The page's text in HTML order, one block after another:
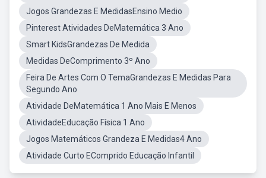
Jogos Grandezas E MedidasEnsino Medio
Pinterest Atividades DeMatemática 3 Ano
Smart KidsGrandezas De Medida
Medidas DeComprimento 3º Ano
Feira De Artes Com O TemaGrandezas E Medidas Para
Segundo Ano
Atividade DeMatemática 1 Ano Mais E Menos
AtividadeEducação Física 1 Ano
Jogos Matemáticos Grandeza E Medidas4 Ano
Atividade Curto EComprido Educação Infantil